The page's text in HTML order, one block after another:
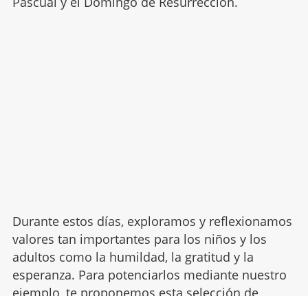
Durante estos días, exploramos y reflexionamos
valores tan importantes para los niños y los
adultos como la humildad, la gratitud y la
esperanza. Para potenciarlos mediante nuestro
ejemplo, te proponemos esta selección de